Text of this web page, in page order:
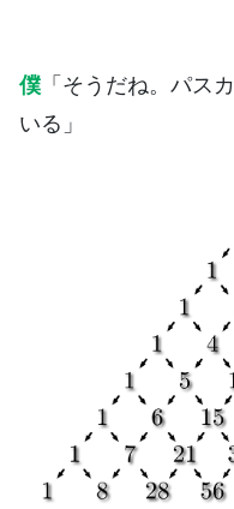
僕 「そうだね。パス
いる」